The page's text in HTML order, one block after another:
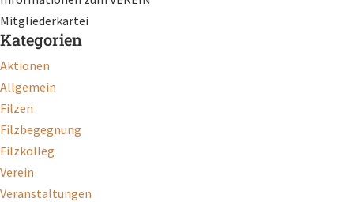
Mitgliederkartei
Kategorien
Aktionen
Allgemein
Filzen
Filzbegegnung
Filzkolleg
Verein
Veranstaltungen